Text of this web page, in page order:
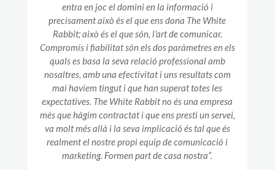
entra en joc el domini en la informació i
precisament això és el que ens dona The White
Rabbit; això és el que són, l'art de comunicar.
Compromís i fiabilitat són els dos paràmetres en els
quals es basa la seva relació professional amb
nosaltres, amb una efectivitat i uns resultats com
mai havíem tingut i que han superat totes les
expectatives. The White Rabbit no és una empresa
més que hàgim contractat i que ens presti un servei,
va molt més allà i la seva implicació és tal que és
realment el nostre propi equip de comunicació i
marketing. Formen part de casa nostra”.